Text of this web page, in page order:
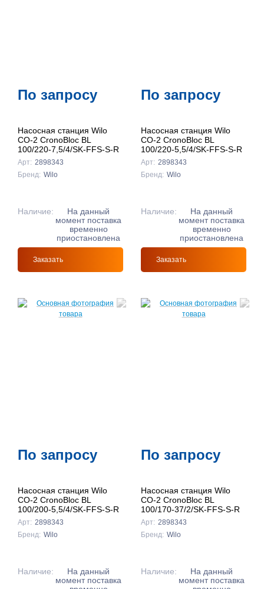
По запросу
Насосная станция Wilo
CO-2 CronoBloc BL
100/220-7,5/4/SK-FFS-S-R
Арт: 2898343
Бренд: Wilo
Наличие:
На данный
момент поставка
временно
приостановлена
Заказать
По запросу
Насосная станция Wilo
CO-2 CronoBloc BL
100/220-5,5/4/SK-FFS-S-R
Арт: 2898343
Бренд: Wilo
Наличие:
На данный
момент поставка
временно
приостановлена
Заказать
По запросу
Насосная станция Wilo
CO-2 CronoBloc BL
100/200-5,5/4/SK-FFS-S-R
Арт: 2898343
Бренд: Wilo
Наличие:
На данный
момент поставка
По запросу
Насосная станция Wilo
CO-2 CronoBloc BL
100/170-37/2/SK-FFS-S-R
Арт: 2898343
Бренд: Wilo
Наличие:
На данный
момент поставка